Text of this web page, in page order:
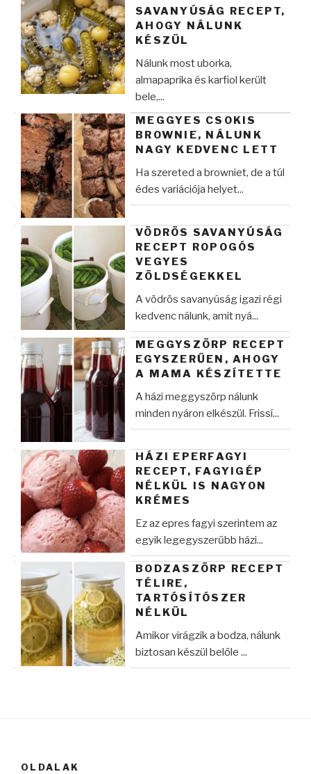
SAVANYÚSÁG RECEPT,
AHOGY NÁLUNK
KÉSZÜL
Nálunk most uborka,
almapaprika és karfiol került
bele,...
MEGGYES CSOKIS
BROWNIE, NÁLUNK
NAGY KEDVENC LETT
Ha szereted a browniet, de a túl
édes variációja helyet...
VÖDRÖS SAVANYÚSÁG
RECEPT ROPOGÓS
VEGYES
ZÖLDSÉGEKKEL
A vödrös savanyúság igazi régi
kedvenc nálunk, amit nyá...
MEGGYSZÖRP RECEPT
EGYSZERŰEN, AHOGY
A MAMA KÉSZÍTETTE
A házi meggyszörp nálunk
minden nyáron elkészül. Frissí...
HÁZI EPERFAGYI
RECEPT, FAGYIGÉP
NÉLKÜL IS NAGYON
KRÉMES
Ez az epres fagyi szerintem az
egyik legegyszerűbb házi...
BODZASZÖRP RECEPT
TÉLIRE,
TARTÓSÍTÓSZER
NÉLKÜL
Amikor virágzik a bodza, nálunk
biztosan készül belőle ...
OLDALAK